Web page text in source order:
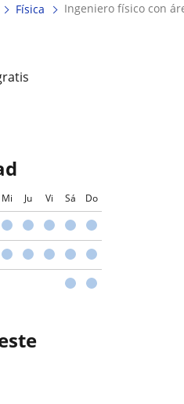
Física ingeniero físico con
Mi Ju Vi Sá Do